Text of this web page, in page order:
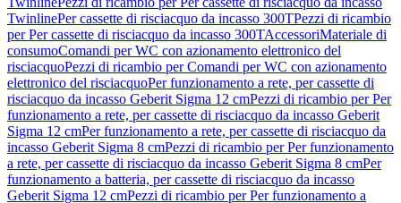
TwinlinePer cassette di risciacquo da incasso 300TPezzi di ricambio
per Per cassette di risciacquo da incasso 300TAccessoriMateriale di
consumoComandi per WC con azionamento elettronico del
risciacquoPezzi di ricambio per Comandi per WC con azionamento
elettronico del risciacquoPer funzionamento a rete, per cassette di
risciacquo da incasso Geberit Sigma 12 cmPezzi di ricambio per Per
funzionamento a rete, per cassette di risciacquo da incasso Geberit
Sigma 12 cmPer funzionamento a rete, per cassette di risciacquo da
incasso Geberit Sigma 8 cmPezzi di ricambio per Per funzionamento
a rete, per cassette di risciacquo da incasso Geberit Sigma 8 cmPer
funzionamento a batteria, per cassette di risciacquo da incasso
Geberit Sigma 12 cmPezzi di ricambio per Per funzionamento a